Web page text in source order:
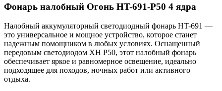
Фонарь налобный Огонь HT-691-P50 4 ядра
Налобный аккумуляторный светодиодный фонарь HT-691 —
это универсальное и мощное устройство, которое станет
надежным помощником в любых условиях. Оснащенный
передовым светодиодом XH P50, этот налобный фонарь
обеспечивает яркое и равномерное освещение, идеально
подходящее для походов, ночных работ или активного
отдыха.